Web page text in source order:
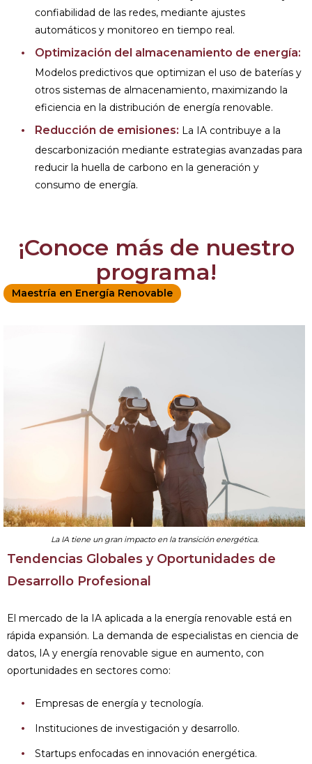
confiabilidad de las redes, mediante ajustes
automáticos y monitoreo en tiempo real.
Optimización del almacenamiento de energía:
Modelos predictivos que optimizan el uso de baterías y
otros sistemas de almacenamiento, maximizando la
eficiencia en la distribución de energía renovable.
Reducción de emisiones: La IA contribuye a la
descarbonización mediante estrategias avanzadas para
reducir la huella de carbono en la generación y
consumo de energía.
¡Conoce más de nuestro
programa!
Maestría en Energía Renovable
La IA tiene un gran impacto en la transición energética.
Tendencias Globales y Oportunidades de
Desarrollo Profesional
El mercado de la IA aplicada a la energía renovable está en
rápida expansión. La demanda de especialistas en ciencia de
datos, IA y energía renovable sigue en aumento, con
oportunidades en sectores como:
Empresas de energía y tecnología.
Instituciones de investigación y desarrollo.
Startups enfocadas en innovación energética.